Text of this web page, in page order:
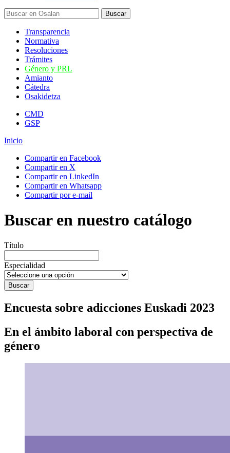
Transparencia
Normativa
Resoluciones
Trámites
Género y PRL
Amianto
Cátedra
Osakidetza
CMD
GSP
Inicio
Compartir en Facebook
Compartir en X
Compartir en LinkedIn
Compartir en Whatsapp
Compartir por e-mail
Buscar en nuestro catálogo
Título
Especialidad
Encuesta sobre adicciones Euskadi 2023
En el ámbito laboral con perspectiva de
género